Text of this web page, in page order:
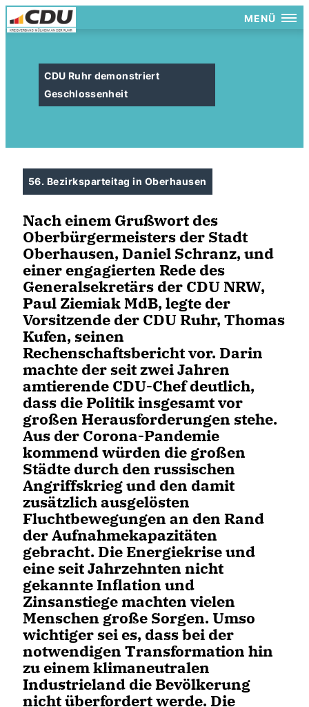
MENÜ
CDU Ruhr demonstriert
Geschlossenheit
56. Bezirksparteitag in Oberhausen
Nach einem Grußwort des
Oberbürgermeisters der Stadt
Oberhausen, Daniel Schranz, und
einer engagierten Rede des
Generalsekretärs der CDU NRW,
Paul Ziemiak MdB, legte der
Vorsitzende der CDU Ruhr, Thomas
Kufen, seinen
Rechenschaftsbericht vor. Darin
machte der seit zwei Jahren
amtierende CDU-Chef deutlich,
dass die Politik insgesamt vor
großen Herausforderungen stehe.
Aus der Corona-Pandemie
kommend würden die großen
Städte durch den russischen
Angriffskrieg und den damit
zusätzlich ausgelösten
Fluchtbewegungen an den Rand
der Aufnahmekapazitäten
gebracht. Die Energiekrise und
eine seit Jahrzehnten nicht
gekannte Inflation und
Zinsanstiege machten vielen
Menschen große Sorgen. Umso
wichtiger sei es, dass bei der
notwendigen Transformation hin
zu einem klimaneutralen
Industrieland die Bevölkerung
nicht überfordert werde. Die